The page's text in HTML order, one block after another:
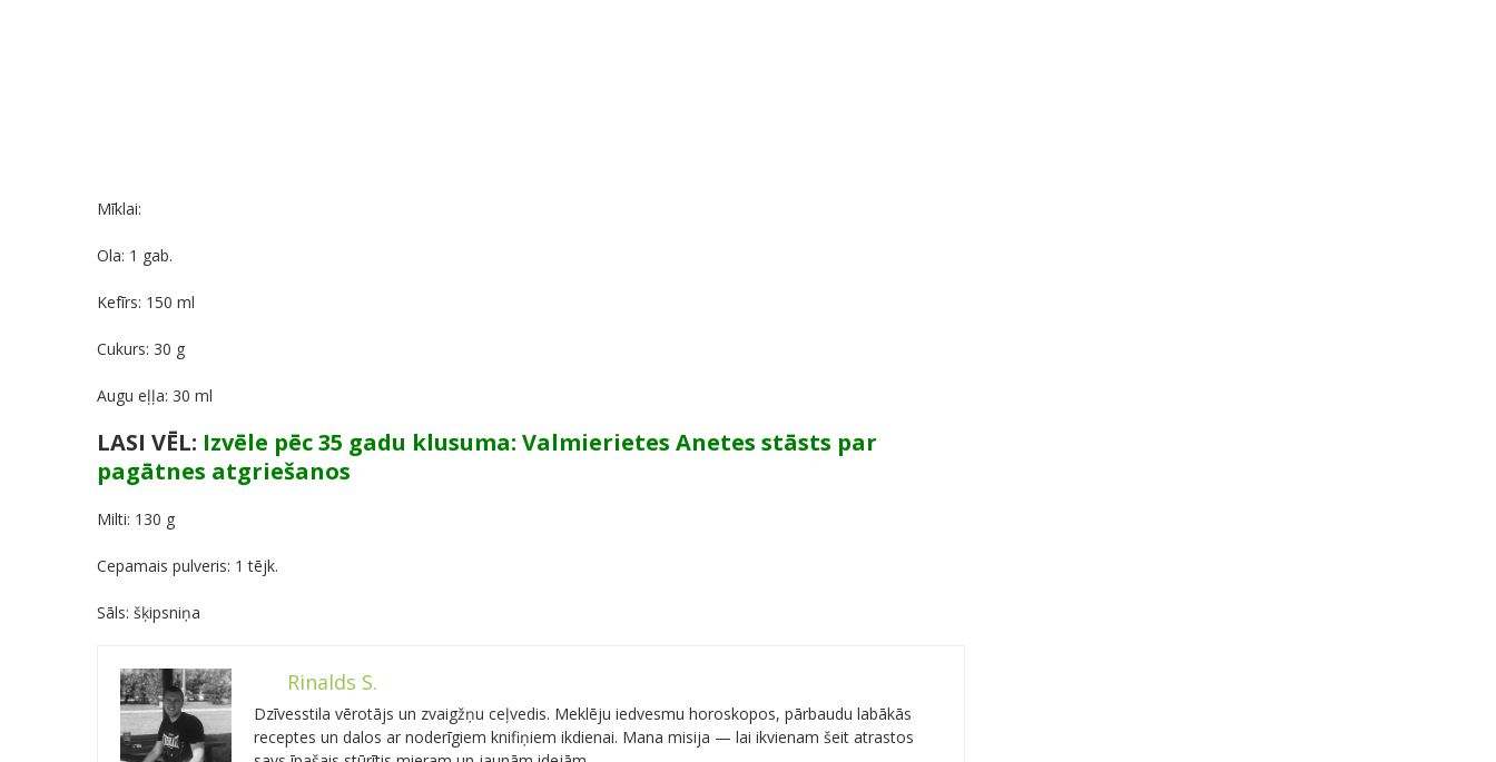
Mīklai:
Ola: 1 gab.
Kefīrs: 150 ml
Cukurs: 30 g
Augu eļļa: 30 ml
LASI VĒL: Izvēle pēc 35 gadu klusuma: Valmierietes Anetes stāsts par
pagātnes atgriešanos
Milti: 130 g
Cepamais pulveris: 1 tējk.
Sāls: šķipsniņa
Rinalds S.
Dzīvesstila vērotājs un zvaigžņu ceļvedis. Meklēju iedvesmu horoskopos, pārbaudu labākās
receptes un dalos ar noderīgiem knifiņiem ikdienai. Mana misija — lai ikvienam šeit atrastos